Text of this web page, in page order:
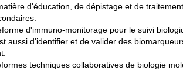
d'éducation, de dépistage et de
d'immuno-monitorage pour le suivi
aussi d'identifier et de valider des
techniques collaboratives de biologie